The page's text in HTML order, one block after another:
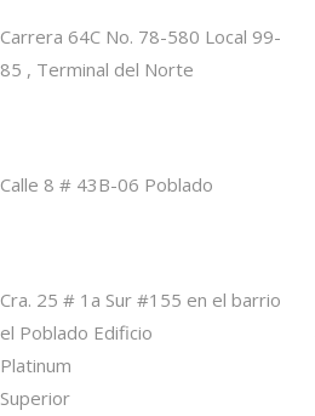
Carrera 64C No. 78-580 Local 99-
85 , Terminal del Norte
Calle 8 # 43B-06 Poblado
Cra. 25 # 1a Sur #155 en el barrio
el Poblado Edificio
Platinum
Superior